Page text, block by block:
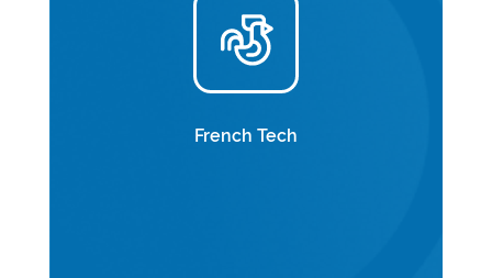
French Tech